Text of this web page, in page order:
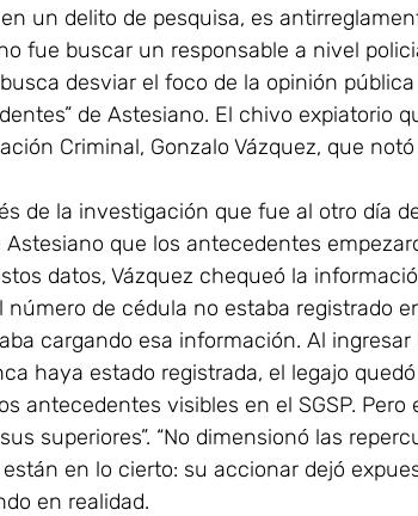
un delito de pesquisa, es
fue buscar un responsable a nivel
desviar el foco de la opinión
de Astesiano. El chivo expiatorio
Criminal, Gonzalo Vázquez, que
de la investigación que fue al otro día
que los antecedentes
datos, Vázquez chequeó la
número de cédula no estaba registrado
cargando esa información. Al
haya estado registrada, el legajo
antecedentes visibles en el SGSP. Pero
superiores”. “No dimensionó las
están en lo cierto: su accionar dejó
en realidad.